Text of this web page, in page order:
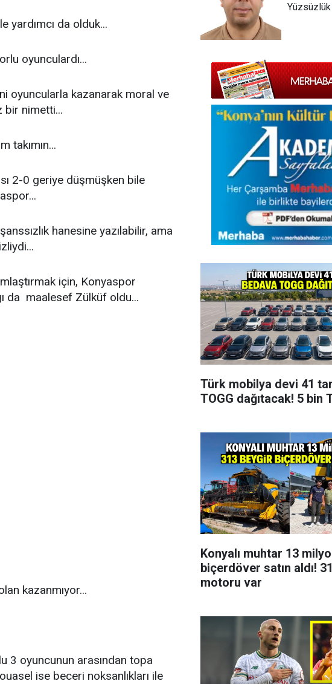
yardımcı da olduk...
oyunculardı...
oyuncularla kazanarak moral ve
bir nimetti...
takımın...
2-0 geriye düşmüşken bile
hanesine yazılabilir, ama
için, Konyaspor
da maalesef Zülküf oldu...
kazanmıyor...
3 oyuncunun arasından topa
ise beceri noksanlıkları ile
Yüzsüzlük
Türk mobilya devi 41
TOGG dağıtacak! 5 bin
Konyalı muhtar 13
biçerdöver satın aldı!
motoru var